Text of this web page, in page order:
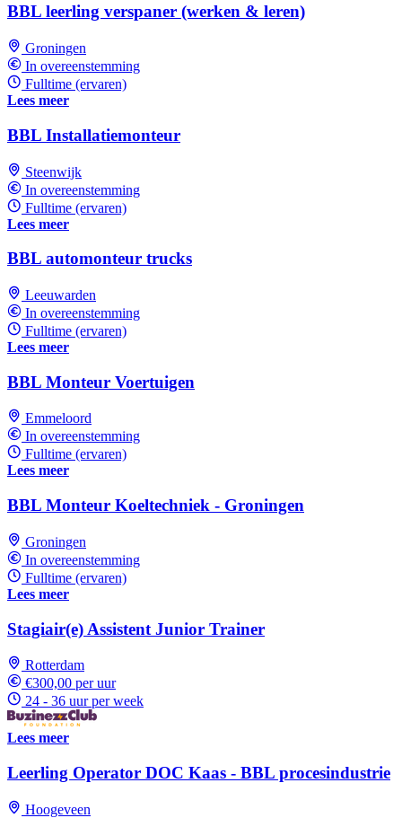
BBL leerling verspaner (werken & leren)
Groningen
In overeenstemming
Fulltime (ervaren)
Lees meer
BBL Installatiemonteur
Steenwijk
In overeenstemming
Fulltime (ervaren)
Lees meer
BBL automonteur trucks
Leeuwarden
In overeenstemming
Fulltime (ervaren)
Lees meer
BBL Monteur Voertuigen
Emmeloord
In overeenstemming
Fulltime (ervaren)
Lees meer
BBL Monteur Koeltechniek - Groningen
Groningen
In overeenstemming
Fulltime (ervaren)
Lees meer
Stagiair(e) Assistent Junior Trainer
Rotterdam
€300,00 per uur
24 - 36 uur per week
Lees meer
Leerling Operator DOC Kaas - BBL procesindustrie
Hoogeveen